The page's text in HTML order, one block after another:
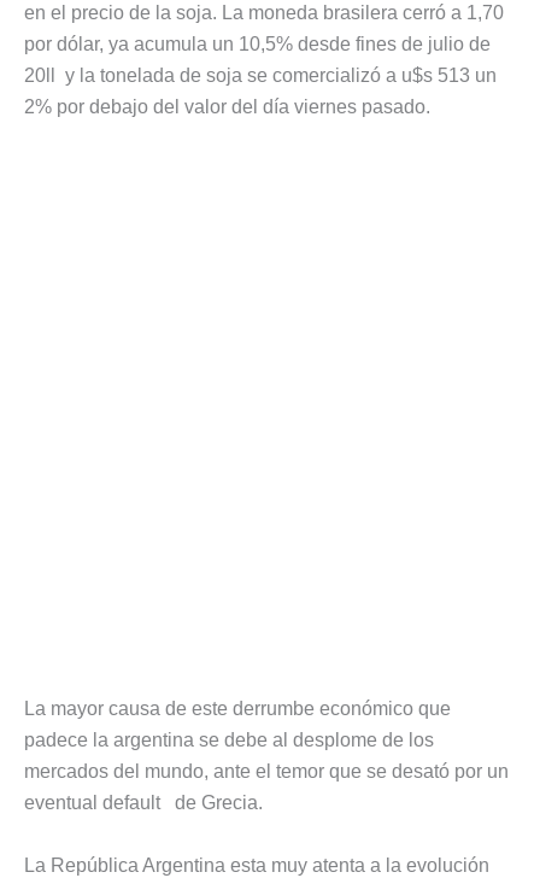
en el precio de la soja. La moneda brasilera cerró a 1,70
por dólar, ya acumula un 10,5% desde fines de julio de
20ll y la tonelada de soja se comercializó a u$s 513 un
2% por debajo del valor del día viernes pasado.
La mayor causa de este derrumbe económico que
padece la argentina se debe al desplome de los
mercados del mundo, ante el temor que se desató por un
eventual default de Grecia.
La República Argentina esta muy atenta a la evolución